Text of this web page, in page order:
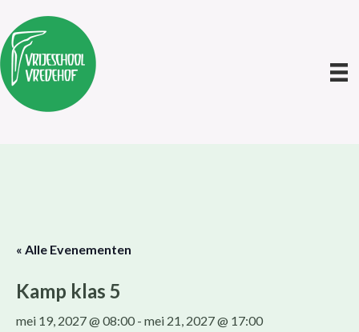
« Alle Evenementen
Kamp klas 5
mei 19, 2027 @ 08:00 - mei 21, 2027 @ 17:00